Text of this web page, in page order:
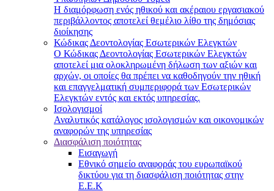
Η διαμόρφωση ενός ηθικού και ακέραιου εργασιακού
περιβάλλοντος αποτελεί θεμέλιο λίθο της δημόσιας
διοίκησης
Κώδικας Δεοντολογίας Εσωτερικών Ελεγκτών
Ο Κώδικας Δεοντολογίας Εσωτερικών Ελεγκτών
αποτελεί μια ολοκληρωμένη δήλωση των αξιών και
αρχών, οι οποίες θα πρέπει να καθοδηγούν την ηθική
και επαγγελματική συμπεριφορά των Εσωτερικών
Ελεγκτών εντός και εκτός υπηρεσίας.
Ισολογισμοί
Αναλυτικός κατάλογος ισολογισμών και οικονομικών
αναφορών της υπηρεσίας
Διασφάλιση ποιότητας
Εισαγωγή
Εθνικό σημείο αναφοράς του ευρωπαϊκού
δικτύου για τη διασφάλιση ποιότητας στην
Ε.Ε.Κ